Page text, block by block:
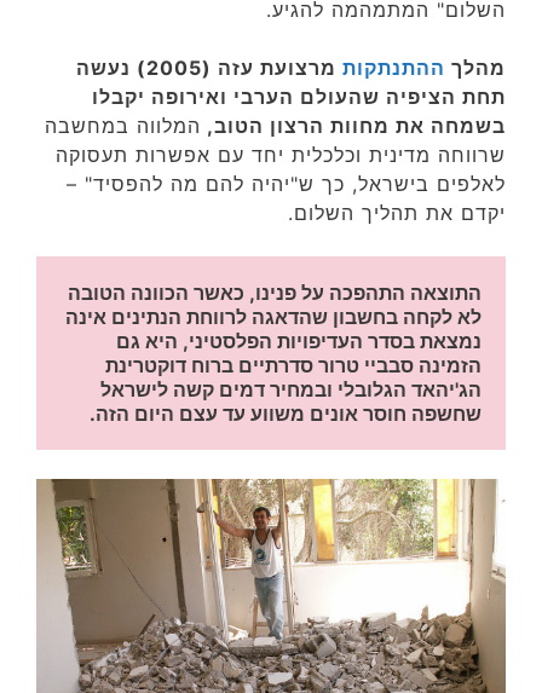
השלום" המתמהמה להגיע.
מהלך ההתנתקות
מרצועת עזה (2005) נעשה
תחת הציפיה שהעולם הערבי ואירופה יקבלו
בשמחה את מחוות הרצון הטוב, המלווה במחשבה
שרווחה מדינית וכלכלית יחד עם אפשרות תעסוקה
לאלפים בישראל, כך ש"יהיה להם מה להפסיד" –
יקדם את תהליך השלום.
שחשפה חוסר אונים משווע עד עצם היום הזה.